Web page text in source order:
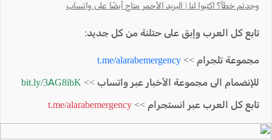
وجدتم خطأ؟ اكتبوا لنا | البريد الأحمر متاح أيضًا على واتساب
تابع كل العرب وإبق على حتلنة من كل جديد:
مجموعة تلجرام >> t.me/alarabemergency
للإنضمام الى مجموعة الأخبار عبر واتساب >> bit.ly/3AG8ibK
تابع كل العرب عبر انستجرام >> t.me/alarabemergency